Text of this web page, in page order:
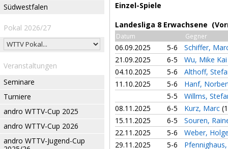
Südwestfalen
Pokal 2026/27
Veranstaltungen
Seminare
Turniere
andro WTTV-Cup 2025
andro WTTV-Cup 2026
andro WTTV-Jugend-Cup
Einzel-Spiele
Landesliga 8 Erwachsene
Datum Gegner
06.09.2025 5-6
Schiffer,
21.09.2025
6-5
Wu, Mike
04.10.2025
5-6
Althoff,
11.10.2025
5-6
Hanf,
5-5
Willms,
08.11.2025
6-5 Kurz, Marc
15.11.2025
6-5
Souren,
22.11.2025
5-6
Weber,
29.11.2025
5-6